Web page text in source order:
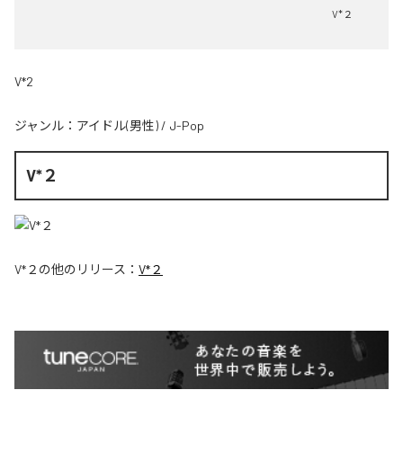
V*２
V*2
ジャンル： アイドル(男性) / J-Pop
V*２
V*２ の他のリリース： V*２